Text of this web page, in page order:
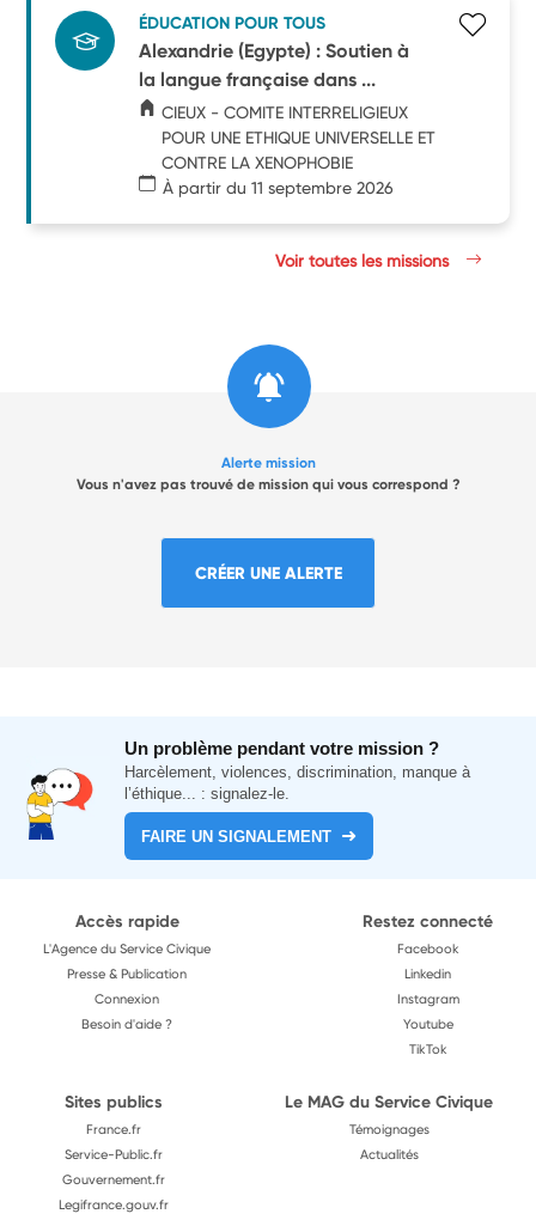
ÉDUCATION POUR TOUS
Alexandrie (Egypte) : Soutien à
la langue française dans ...
CIEUX - COMITE INTERRELIGIEUX
POUR UNE ETHIQUE UNIVERSELLE ET
CONTRE LA XENOPHOBIE
À partir du 11 septembre 2026
Voir toutes les missions
Alerte mission
Vous n'avez pas trouvé de mission qui vous correspond ?
CRÉER UNE ALERTE
Un problème pendant votre mission ?
Harcèlement, violences, discrimination, manque à
l’éthique... : signalez-le.
FAIRE UN SIGNALEMENT
Accès rapide
L'Agence du Service Civique
Presse & Publication
Connexion
Besoin d'aide ?
Restez connecté
Facebook
Linkedin
Instagram
Youtube
TikTok
Sites publics
France.fr
Service-Public.fr
Gouvernement.fr
Legifrance.gouv.fr
Le MAG du Service Civique
Témoignages
Actualités